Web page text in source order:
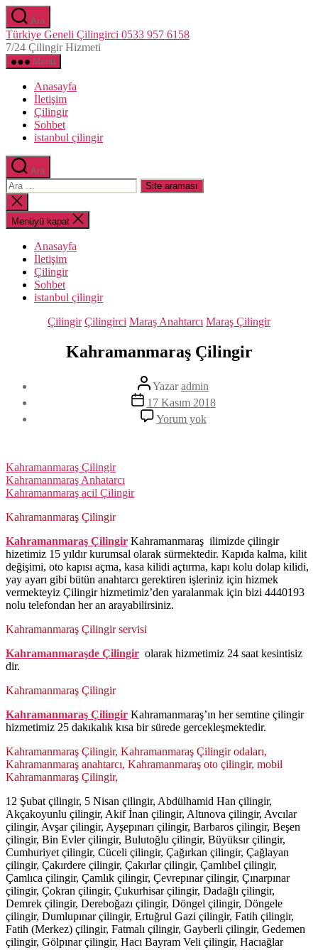
İçeriğe
atla
Ara
Türkiye Geneli Çilingirci 0533 957 6158
7/24 Çilingir Hizmeti
Menü
Anasayfa
İletişim
Çilingir
Sohbet
istanbul çilingir
Ara
Arama
yap:
Aramayı
kapat
Menüyü kapat
Anasayfa
İletişim
Çilingir
Sohbet
istanbul çilingir
Kategoriler
Çilingir Çilingirci Maraş Anahtarcı Maraş Çilingir
Kahramanmaraş Çilingir
Yazının
yazarı
Yazaradmin
Yazı
tarihi
17 Kasım 2018
Yorum yokKahramanmaraş
Çilingir
Kahramanmaraş Çilingir
Kahramanmaraş Anhatarcı
Kahramanmaraş acil Çilingir
Kahramanmaraş Çilingir
Kahramanmaraş Çilingir Kahramanmaraş ilimizde çilingir
hizetimiz 15 yıldır kurumsal olarak sürmektedir. Kapıda kalma, kilit
değişimi, oto kapısı açma, kasa kilidi açtırma, kapı kolu dolap kilidi,
yay ayarı gibi bütün anahtarcı gerektiren işleriniz için hizmek
vermekteyiz Çilingir hizmetimiz’den yaralanmak için bizi 4440193
nolu telefondan her an arayabilirsiniz.
Kahramanmaraş Çilingir servisi
Kahramanmaraşde Çilingir olarak hizmetimiz 24 saat kesintisiz
dir.
Kahramanmaraş Çilingir
Kahramanmaraş Çilingir Kahramanmaraş’ın her semtine çilingir
hizmetimiz 25 dakıkalık kısa bir sürede gercekleşmektedir.
Kahramanmaraş Çilingir, Kahramanmaraş Çilingir odaları,
Kahramanmaraş anahtarcı, Kahramanmaraş oto çilingir, mobil
Kahramanmaraş Çilingir,
12 Şubat çilingir, 5 Nisan çilingir, Abdülhamid Han çilingir,
Akçakoyunlu çilingir, Akif İnan çilingir, Altınova çilingir, Avcılar
çilingir, Avşar çilingir, Ayşepınarı çilingir, Barbaros çilingir, Beşen
çilingir, Bin Evler çilingir, Bulutoğlu çilingir, Büyüksır çilingir,
Cumhuriyet çilingir, Cüceli çilingir, Çağırkan çilingir, Çağlayan
çilingir, Çakırdere çilingir, Çakırlar çilingir, Çamlıbel çilingir,
Çamlıca çilingir, Çamlık çilingir, Çevrepınar çilingir, Çınarpınar
çilingir, Çokran çilingir, Çukurhisar çilingir, Dadağlı çilingir,
Demrek çilingir, Dereboğazı çilingir, Döngel çilingir, Döngele
çilingir, Dumlupınar çilingir, Ertuğrul Gazi çilingir, Fatih çilingir,
Fatih (Merkez) çilingir, Fatmalı çilingir, Gayberli çilingir, Gedemen
çilingir, Gölpınar çilingir, Hacı Bayram Veli çilingir, Hacıağlar